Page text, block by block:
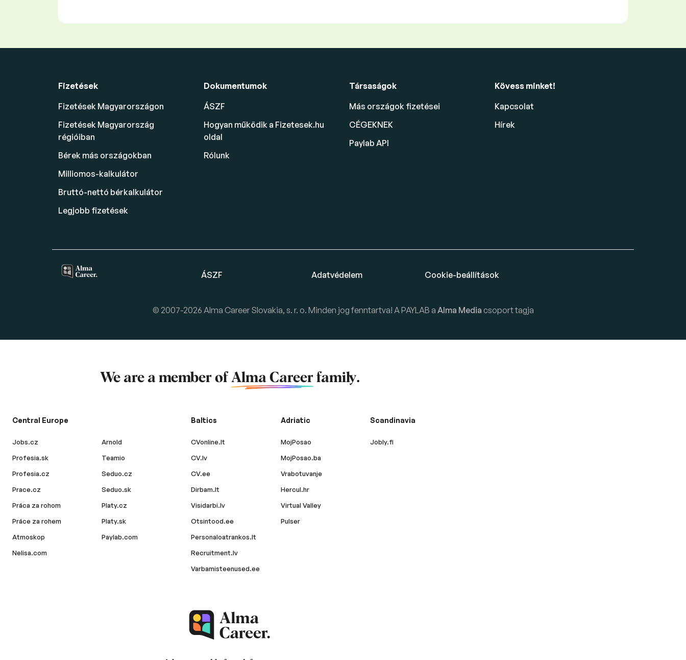
Fizetések
Fizetések Magyarországon
Fizetések Magyarország
régióiban
Bérek más országokban
Milliomos-kalkulátor
Bruttó-nettó bérkalkulátor
Legjobb fizetések
Dokumentumok
ÁSZF
Hogyan működik a Fizetesek.hu
oldal
Rólunk
Társaságok
Más országok fizetései
CÉGEKNEK
Paylab API
Kövess minket!
Kapcsolat
Hírek
ÁSZF Adatvédelem Cookie-beállítások
© 2007-2026 Alma Career Slovakia, s. r. o. Minden jog fenntartva! A PAYLAB a Alma Media csoport tagja
We are a member of Alma Careerfamily.
Central Europe
Jobs.cz
Profesia.sk
Profesia.cz
Prace.cz
Práca za rohom
Práce za rohem
Atmoskop
Nelisa.com
Arnold
Teamio
Seduo.cz
Seduo.sk
Platy.cz
Platy.sk
Paylab.com
Baltics
CVonline.lt
CV.lv
CV.ee
Dirbam.lt
Visidarbi.lv
Otsintood.ee
Personaloatrankos.lt
Recruitment.lv
Varbamisteenused.ee
Adriatic
MojPosao
MojPosao.ba
Vrabotuvanje
Hercul.hr
Virtual Valley
Pulser
Scandinavia
Jobly.fi